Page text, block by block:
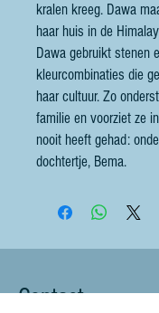
kralen kreeg. Dawa
haar huis in de
Dawa gebruikt stenen
kleurcombinaties die
haar cultuur. Zo
familie en voorziet ze
nooit heeft gehad:
dochtertje, Bema.
Contact